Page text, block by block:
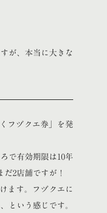
が、本当に大きな
フヅクエ券」を発
で有効期限は10年
2店舗ですが！
ます。フヅクエに
という感じです。